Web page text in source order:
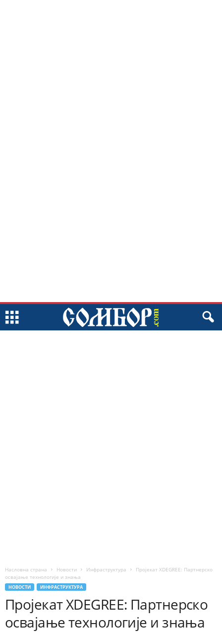
Насловна страна Новости Инфраструктура
Пројекат XDEGREE: Партнерско
освајање технологије и знања
НОВОСТИ ИНФРАСТРУКТУРА
Пројекат XDEGREE: Партнерско
освајање технологије и знања